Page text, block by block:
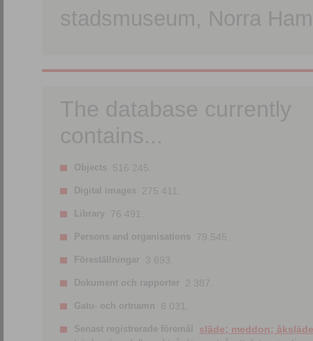
stadsmuseum, Norra
The database currently
contains...
Objects 516 245.
Digital images 275 411.
Library 76 491.
Persons and organisations 79 545.
Föreställningar 3 693.
Dokument och rapporter 2 387.
Gatu- och ortnamn 8 031.
Senast registrerade föremål
släde; meddon; åksläde